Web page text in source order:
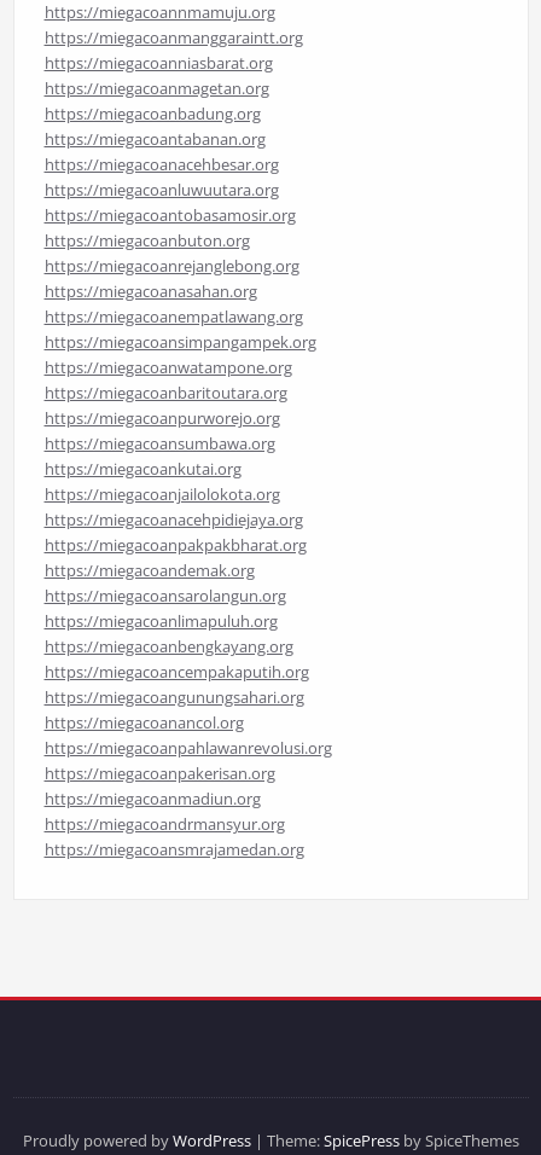
https://miegacoannmamuju.org
https://miegacoanmanggaraintt.org
https://miegacoanniasbarat.org
https://miegacoanmagetan.org
https://miegacoanbadung.org
https://miegacoantabanan.org
https://miegacoanacehbesar.org
https://miegacoanluwuutara.org
https://miegacoantobasamosir.org
https://miegacoanbuton.org
https://miegacoanrejanglebong.org
https://miegacoanasahan.org
https://miegacoanempatlawang.org
https://miegacoansimpangampek.org
https://miegacoanwatampone.org
https://miegacoanbaritoutara.org
https://miegacoanpurworejo.org
https://miegacoansumbawa.org
https://miegacoankutai.org
https://miegacoanjailolokota.org
https://miegacoanacehpidiejaya.org
https://miegacoanpakpakbharat.org
https://miegacoandemak.org
https://miegacoansarolangun.org
https://miegacoanlimapuluh.org
https://miegacoanbengkayang.org
https://miegacoancempakaputih.org
https://miegacoangunungsahari.org
https://miegacoanancol.org
https://miegacoanpahlawanrevolusi.org
https://miegacoanpakerisan.org
https://miegacoanmadiun.org
https://miegacoandrmansyur.org
https://miegacoansmrajamedan.org
Proudly powered byWordPress| Theme:SpicePressby SpiceThemes